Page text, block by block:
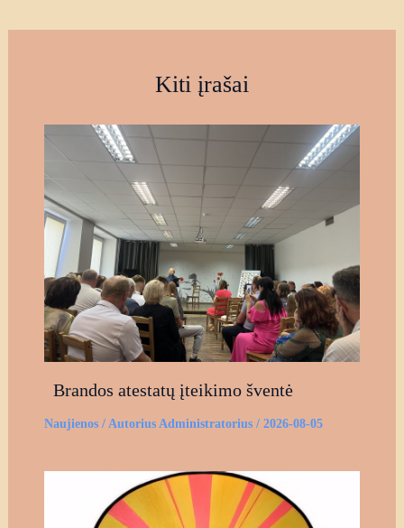
Kiti įrašai
Brandos atestatų įteikimo šventė
Naujienos/ Autorius Administratorius / 2026-08-05